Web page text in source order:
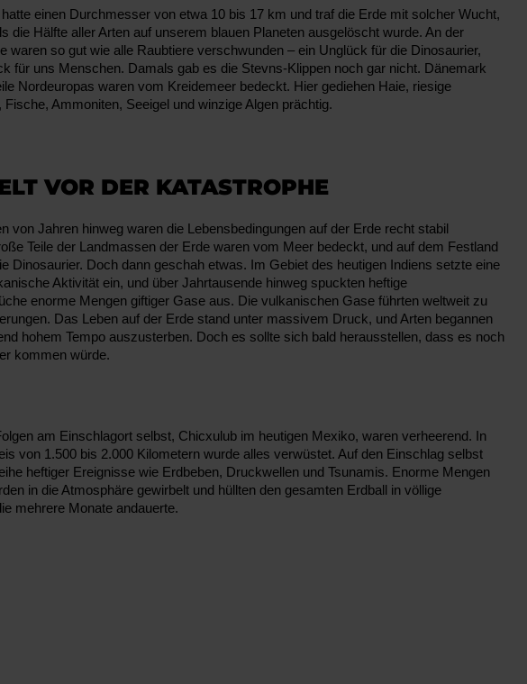
einen Durchmesser von etwa 10 bis 17 km und traf die Erde mit solcher Wucht,
die Hälfte aller Arten auf unserem blauen Planeten ausgelöscht wurde. An der
waren so gut wie alle Raubtiere verschwunden – ein Unglück für die Dinosaurier,
für uns Menschen. Damals gab es die Stevns-Klippen noch gar nicht. Dänemark
Nordeuropas waren vom Kreidemeer bedeckt. Hier gediehen Haie, riesige
Fische, Ammoniten, Seeigel und winzige Algen prächtig.
VOR DER KATASTROPHE
von Jahren hinweg waren die Lebensbedingungen auf der Erde recht stabil
Teile der Landmassen der Erde waren vom Meer bedeckt, und auf dem Festland
Dinosaurier. Doch dann geschah etwas. Im Gebiet des heutigen Indiens setzte eine
Aktivität ein, und über Jahrtausende hinweg spuckten heftige
enorme Mengen giftiger Gase aus. Die vulkanischen Gase führten weltweit zu
Das Leben auf der Erde stand unter massivem Druck, und Arten begannen
hohem Tempo auszusterben. Doch es sollte sich bald herausstellen, dass es noch
kommen würde.
am Einschlagort selbst, Chicxulub im heutigen Mexiko, waren verheerend. In
von 1.500 bis 2.000 Kilometern wurde alles verwüstet. Auf den Einschlag selbst
heftiger Ereignisse wie Erdbeben, Druckwellen und Tsunamis. Enorme Mengen
in die Atmosphäre gewirbelt und hüllten den gesamten Erdball in völlige
mehrere Monate andauerte.